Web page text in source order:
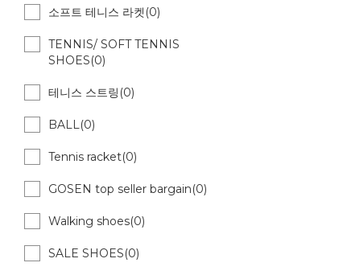
소프트 테니스 라켓(0)
TENNIS/ SOFT TENNIS
SHOES(0)
테니스 스트링(0)
BALL(0)
Tennis racket(0)
GOSEN top seller bargain(0)
Walking shoes(0)
SALE SHOES(0)